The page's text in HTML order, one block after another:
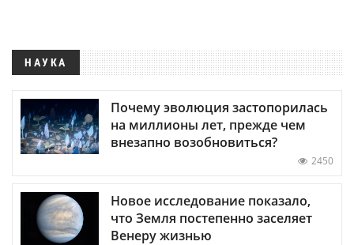
НАУКА
Почему эволюция застопорилась
на миллионы лет, прежде чем
внезапно возобновиться?
2450
Новое исследование показало,
что Земля постепенно заселяет
Венеру жизнью